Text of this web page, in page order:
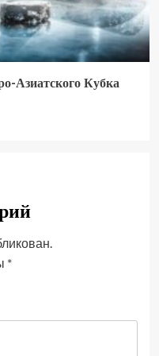
Азиатского Кубка
*